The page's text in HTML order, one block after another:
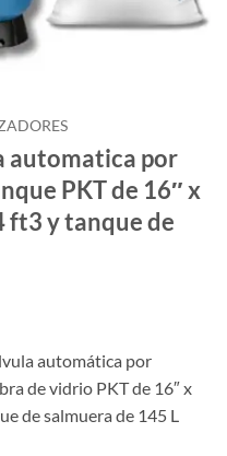
automatica por
PKT de 16″ x
ft3 y tanque de
automática por
de vidrio PKT de 16″ x
de salmuera de 145 L